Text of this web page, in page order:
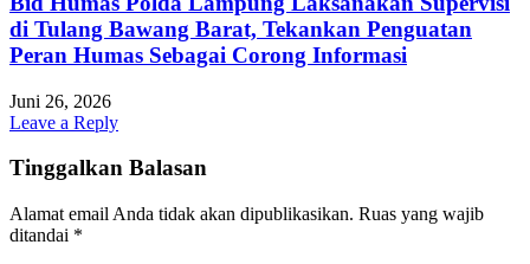
di Tulang Bawang Barat, Tekankan Penguatan
Peran Humas Sebagai Corong Informasi
Juni 26, 2026
Leave a Reply
Tinggalkan Balasan
Alamat email Anda tidak akan dipublikasikan. Ruas yang wajib
ditandai *